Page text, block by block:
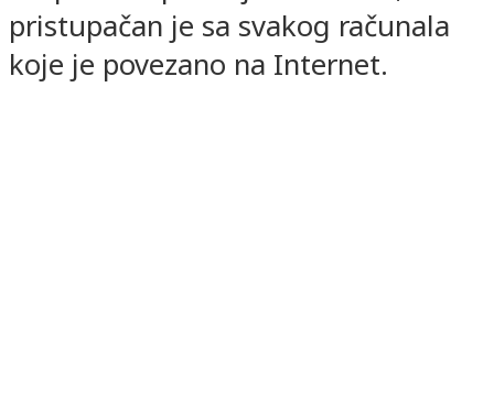
pristupačan je sa svakog računala
koje je povezano na Internet.